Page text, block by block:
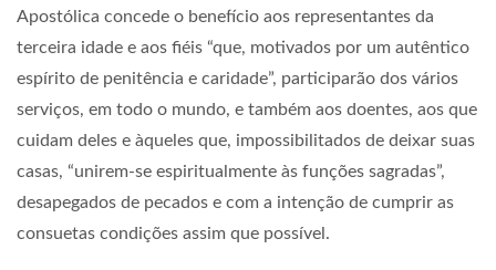
Apostólica concede o benefício aos representantes da
terceira idade e aos fiéis “que, motivados por um autêntico
espírito de penitência e caridade”, participarão dos vários
serviços, em todo o mundo, e também aos doentes, aos que
cuidam deles e àqueles que, impossibilitados de deixar suas
casas, “unirem-se espiritualmente às funções sagradas”,
desapegados de pecados e com a intenção de cumprir as
consuetas condições assim que possível.